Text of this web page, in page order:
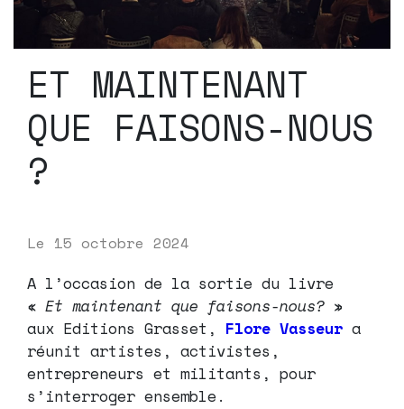
ET MAINTENANT
QUE FAISONS-NOUS
?
Le 15 octobre 2024
A l’occasion de la sortie du livre
« Et maintenant que faisons-nous? »
aux Editions Grasset, Flore Vasseur a
réunit artistes, activistes,
entrepreneurs et militants, pour
s’interroger ensemble.